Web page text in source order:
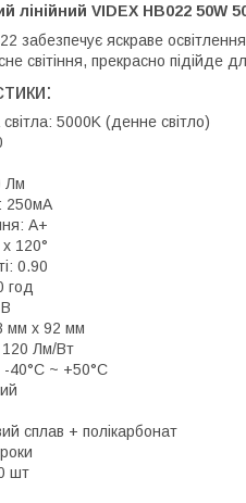
лінійний VIDEX HB022 50W
забезпечує яскраве
світіння, прекрасно підійде
5000K (денне світло)
Лм
250мА
A+
120°
0.90
год
мм x 92 мм
120 Лм/Вт
40°C ~ +50°C
сплав + полікарбонат
шт